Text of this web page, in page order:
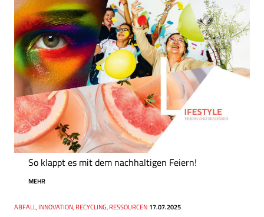
So klappt es mit dem nachhaltigen Feiern!
MEHR
Thema
ABFALL, INNOVATION, RECYCLING, RESSOURCEN
Datum 17.07.2025